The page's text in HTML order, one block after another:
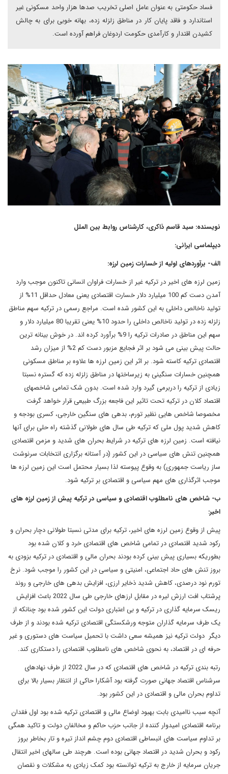
فساد حکومتی به عنوان عامل اصلی تخریب صدها هزار واحد مسکونی غیر
استاندارد و فاقد پایان کار در مناطق زلزله زده، بهانه خوبی برای به چالش
کشیدن اقتدار و کارآمدی حکومت اردوغان فراهم آورده است.
نویسنده: سید قاسم ذاکری، کارشناس روابط بین الملل
دیپلماسی ایرانی:
الف- برآوردهای اولیه از خسارات زمین لرزه:
زمین لرزه های اخیر در ترکیه غیر از خسارات فراوان انسانی تاکنون موجب وارد
آمدن دست کم 100 میلیارد دلار خسارت اقتصادی یعنی معادل حداقل 11% از
تولید ناخالص داخلی به این کشور شده است. مراجع رسمی در ترکیه سهم مناطق
زلزله زده در تولید ناخالص داخلی را حدود 10% یعنی تقریبا 80 میلیارد دلار و
سهم این مناطق در صادرات ترکیه را 9% برآورد کرده اند. در خوش بینانه ترین
حالت پیش بینی می شود بر اثر فجایع مزبور دست کم 2% از میزان رشد
اقتصادی ترکیه کاسته شود. بر اثر این زمین لرزه ها علاوه بر مناطق مسکونی
همچنین خسارات سنگینی به زیرساختها در مناطق زلزله زده که گستره نسبتا
زیادی از ترکیه را دربرمی گیرد وارد شده است. بدون شک تمامی شاخصهای
اقتصاد کلان در ترکیه تحت تاثیر این فاجعه بزرگ طبیعی قرار خواهد گرفت
مخصوصا شاخص هایی نظیر تورم، بدهی های سنگین خارجی، کسری بودجه و
کاهش شدید پول ملی که ترکیه طی سال های طولانی گذشته راه حلی برای آنها
نیافته است. زمین لرزه های ترکیه در شرایط بحران های شدید و مزمن اقتصادی
همچنین تنش های سیاسی در این کشور (در آستانه برگزاری انتخابات سرنوشت
ساز ریاست جمهوری) به وقوع پیوسته لذا بسیار محتمل است این زمین لرزه ها
موجب اثرگذاری های مهم سیاسی و اقتصادی بر ترکیه شود.
ب- شاخص های نامطلوب اقتصادی و سیاسی در ترکیه پیش از زمین لرزه های
اخیر:
پیش از وقوع زمین لرزه های اخیر، ترکیه برای مدتی نسبتا طولانی دچار بحران و
رکود شدید اقتصادی در تمامی شاخص های اقتصادی خرد و کلان شده بود
بطوریکه بسیاری پیش بینی کرده بودند بحران مالی و اقتصادی در ترکیه بزودی به
بروز تنش های حاد اجتماعی، امنیتی و سیاسی در این کشور را موجب شود. نرخ
تورم نود درصدی، کاهش شدید ذخایر ارزی، افزایش بدهی های خارجی و روند
پرشتاب افت ارزش لیره در مقابل ارزهای خارجی طی سال 2022 باعث افزایش
ریسک سرمایه گذاری در ترکیه و بی اعتباری دولت این کشور شده بود چنانکه از
یک طرف سرمایه گذاران متوجه ورشکستگی اقتصادی ترکیه شده بودند و از طرف
دیگر دولت ترکیه نیز همیشه سعی داشت با تحمیل سیاست های دستوری و غیر
حرفه ای در اقتصاد، به نحوی شاخص های نامطلوب اقتصادی را دستکاری کند.
رتبه بندی ترکیه در شاخص های اقتصادی که در سال 2022 از طرف نهادهای
سرشناس اقتصاد جهانی صورت گرفته بود آشکارا حاکی از انتظار بسیار بالا برای
تداوم بحران مالی و اقتصادی در این کشور بود.
آنچه سبب ناامیدی بابت بهبود اوضاع مالی و اقتصادی ترکیه شده بود اول فقدان
برنامه اقتصادی امیدوار کننده از جانب حزب حاکم و مخالفان دولت و تاکید همگی
بر تداوم سیاست های انبساطی اقتصادی دوم چشم انداز تیره و تار بخاطر بروز
رکود و بحران شدید در اقتصاد جهانی بوده است. هرچند طی سالهای اخیر انتقال
جریان سرمایه از خارج به ترکیه توانسته بود کمک زیادی به مشکلات و نقصان